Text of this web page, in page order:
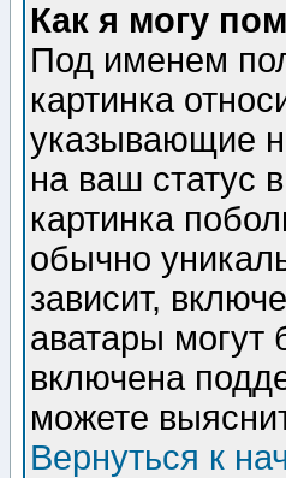
Как я могу
Под именем
картинка
указывающие
на ваш статус
картинка
обычно
зависит,
аватары
включена
можете
Вернуться к